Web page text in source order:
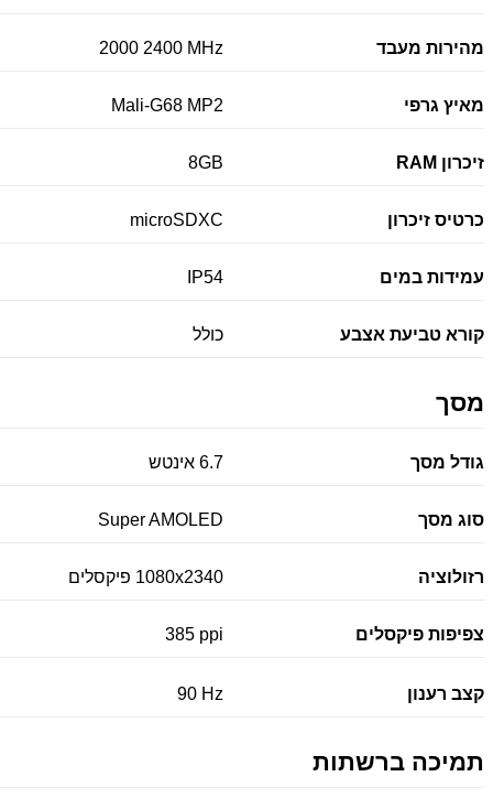
מהירות מעבד 2000 2400 MHz
מאיץ גרפי Mali-G68 MP2
זיכרון RAM 8GB
כרטיס זיכרון microSDXC
עמידות במים IP54
קורא טביעת אצבע כולל
מסך
גודל מסך 6.7 אינטש
סוג מסך Super AMOLED
רזולוציה 1080x2340 פיקסלים
צפיפות פיקסלים 385 ppi
קצב רענון 90 Hz
תמיכה ברשתות